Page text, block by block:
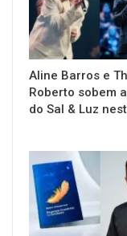
Aline Barros e
Roberto sobem
do Sal & Luz